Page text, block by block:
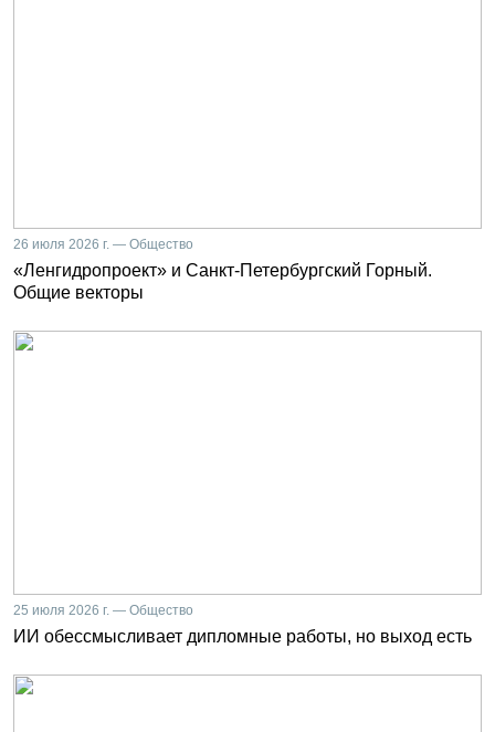
26 июля 2026 г. — Общество
«Ленгидропроект» и Санкт-Петербургский Горный.
Общие векторы
25 июля 2026 г. — Общество
ИИ обессмысливает дипломные работы, но выход есть